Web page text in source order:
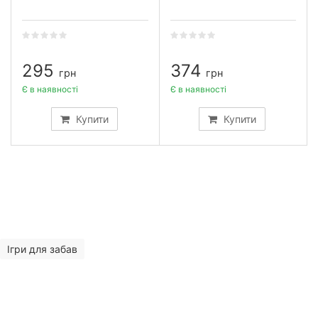
Ігри для забав
295 грн
Купити
Є в наявності
374 грн
Купити
Є в наявності